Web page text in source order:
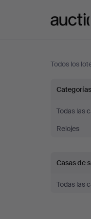
Todos los
de
en
Categorías
Todas las
Relojes
Casas de
Todas las